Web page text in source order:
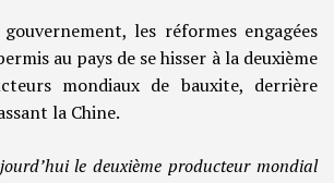
les réformes engagées
au pays de se hisser à la deuxième
mondiaux de bauxite, derrière
la Chine.
le deuxième producteur mondial